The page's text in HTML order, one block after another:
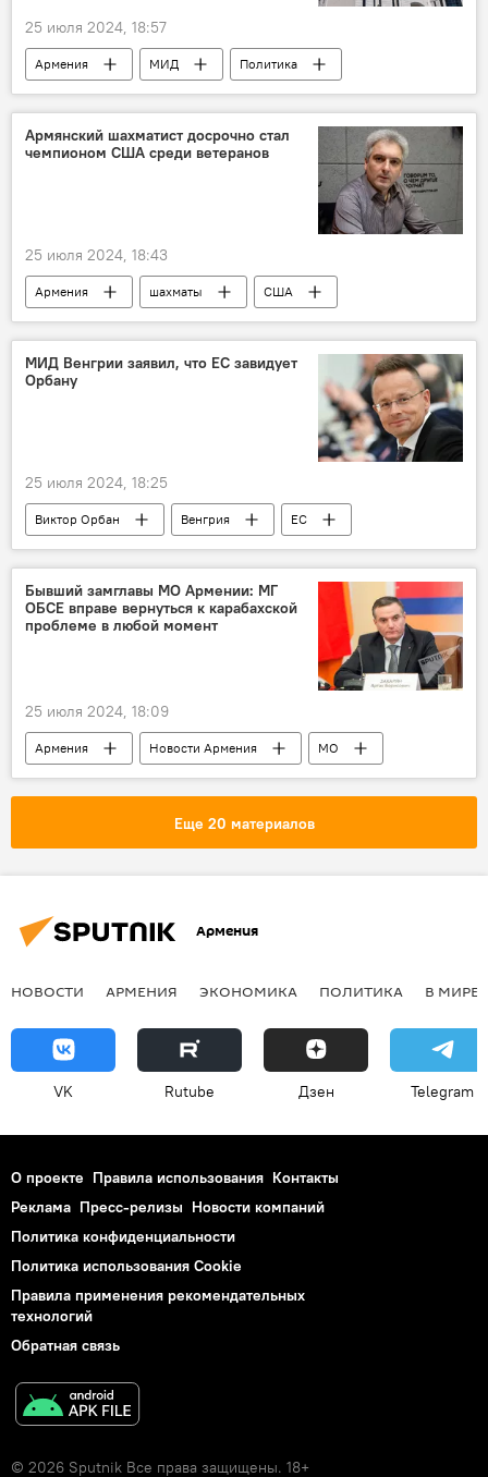
25 июля 2024, 18:57
Армения МИД
Политика
Новости Армения
Армянский шахматист досрочно стал
чемпионом США среди ветеранов
25 июля 2024, 18:43
Армения шахматы
США
чемпион
Спорт Новости Армения
МИД Венгрии заявил, что ЕС завидует
Орбану
25 июля 2024, 18:25
Виктор Орбан Венгрия ЕС
Бывший замглавы МО Армении: МГ
ОБСЕ вправе вернуться к карабахской
проблеме в любой момент
25 июля 2024, 18:09
Армения Новости Армения
МО
Политика
МГ ОБСЕ
Еще 20 материалов
Армения
НОВОСТИ АРМЕНИЯ ЭКОНОМИКА ПОЛИТИКА В МИРЕ
VK Rutube Дзен Telegram
О проекте Правила использования Контакты
Реклама Пресс-релизы Новости компаний
Политика конфиденциальности
Политика использования Cookie
Правила применения рекомендательных
технологий
Обратная связь
© 2026 Sputnik Все права защищены. 18+